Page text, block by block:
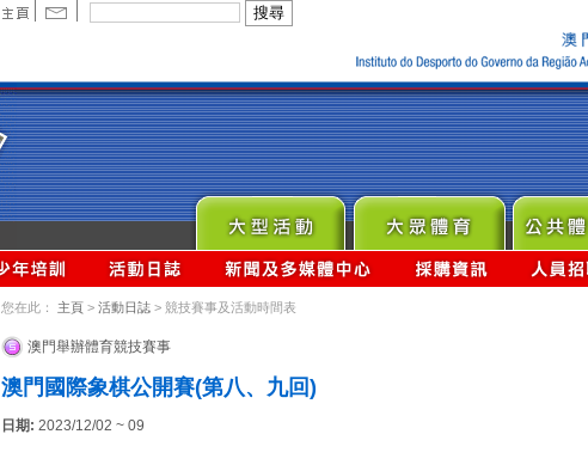
您在此： 主頁 > 活動日誌 > 競技賽事及活動時間表
澳門舉辦體育競技賽事
澳門國際象棋公開賽(第八、九回)
日期: 2023/12/02 ~ 09